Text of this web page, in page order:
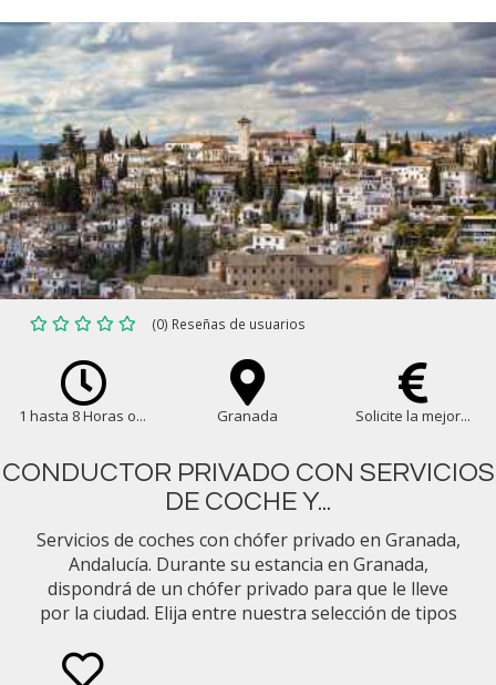
(0) Reseñas de usuarios
1 hasta 8 Horas o... Granada Solicite la mejor...
CONDUCTOR PRIVADO CON SERVICIOS
DE COCHE Y...
Servicios de coches con chófer privado en Granada,
Andalucía. Durante su estancia en Granada,
dispondrá de un chófer privado para que le lleve
por la ciudad. Elija entre nuestra selección de tipos